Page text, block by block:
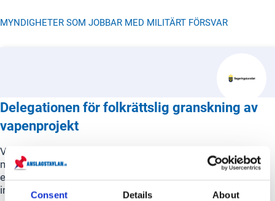
Consent Details About
MYNDIGHETER SOM JOBBAR MED MILITÄRT FÖRSVAR
Delegationen för folkrättslig granskning av
vapenprojekt
Vapenprojektdelegationen är ansvarig för att granska om
myndigheters projekt för studier, utveckling, nyanskaffning
eller modifiering av vapen eller stridsmetoder följer
internationell folkrätt.